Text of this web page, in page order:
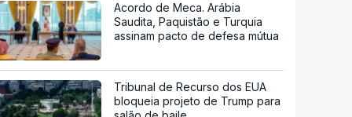
Acordo de Meca. Arábia
Saudita, Paquistão e Turquia
assinam pacto de defesa mútua
Tribunal de Recurso dos EUA
bloqueia projeto de Trump para